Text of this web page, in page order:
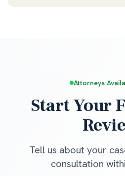
Attorneys
Start Your
Tell us about your
consultation